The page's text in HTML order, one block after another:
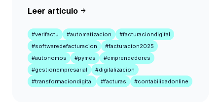
Leer artículo arrow_forward
#verifactu #automatizacion
#facturaciondigital
#softwaredefacturacion
#facturacion2025
#autonomos
#pymes
#emprendedores
#gestionempresarial
#digitalizacion
#transformaciondigital
#facturas #contabilidadonline